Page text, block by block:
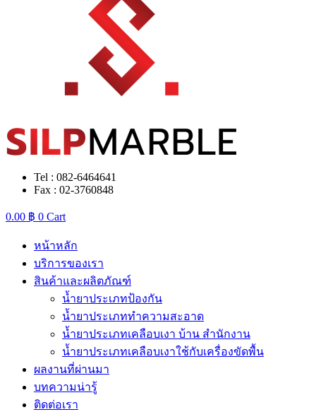
Tel : 082-6464641
Fax : 02-3760848
0.00 ฿ 0 Cart
หน้าหลัก
บริการของเรา
สินค้าและผลิตภัณฑ์
น้ำยาประเภทป้องกัน
น้ำยาประเภททำความสะอาด
น้ำยาประเภทเคลือบเงา บ้าน สำนักงาน
น้ำยาประเภทเคลือบเงาใช้กับเครื่องขัดพื้น
ผลงานที่ผ่านมา
บทความน่ารู้
ติดต่อเรา